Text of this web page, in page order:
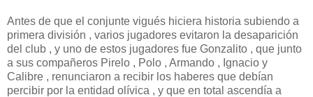
Antes de que el conjunte vigués hiciera historia subiendo a
primera división , varios jugadores evitaron la desaparición
del club , y uno de estos jugadores fue Gonzalito , que junto
a sus compañeros Pirelo , Polo , Armando , Ignacio y
Calibre , renunciaron a recibir los haberes que debían
percibir por la entidad olívica , y que en total ascendía a